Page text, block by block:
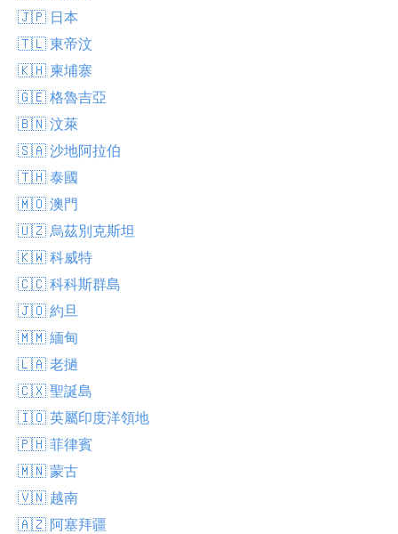
🇯🇵 日本
🇹🇱 東帝汶
🇰🇭 柬埔寨
🇬🇪 格魯吉亞
🇧🇳 汶萊
🇸🇦 沙地阿拉伯
🇹🇭 泰國
🇲🇴 澳門
🇺🇿 烏茲別克斯坦
🇰🇼 科威特
🇨🇨 科科斯群島
🇯🇴 約旦
🇲🇲 緬甸
🇱🇦 老撾
🇨🇽 聖誕島
🇮🇴 英屬印度洋領地
🇵🇭 菲律賓
🇲🇳 蒙古
🇻🇳 越南
🇦🇿 阿塞拜疆